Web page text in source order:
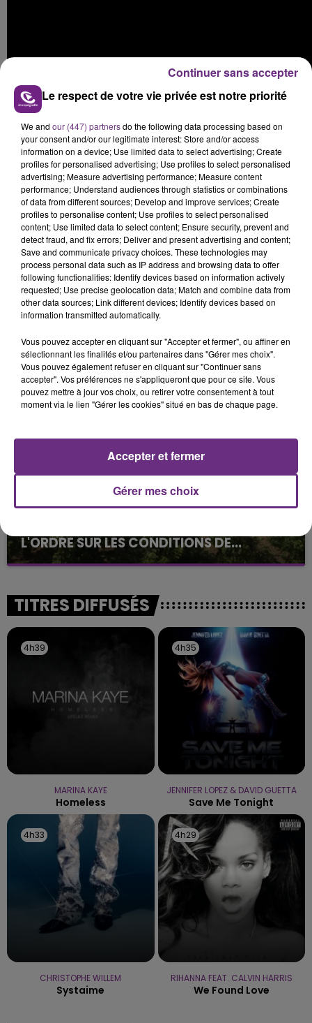
FIL D'ACTUS
SI TOUT LE MONDE FAIT ÇA, MOI L'ANNÉE
PROCHAINE JE VENDANGE EN...
La vendange en Champagne a débuté ce jeudi 6
août dans la commune de Montgueux (Aube). Du
L'ORDRE SUR LES CONDITIONS DE...
Alors que les dates de début des vendange 2026
l'inspection du Travail en profite pour rappeler
les conditions de...
TITRES DIFFUSÉS
4h39
4h39
MARINA KAYE
Homeless
4h35
4h35
JENNIFER LOPEZ & DAVID GUETTA
Save Me Tonight
4h33
4h33
CHRISTOPHE WILLEM
Systaime
4h29
4h29
RIHANNA FEAT. CALVIN HARRIS
We Found Love
Le respect de votre vie privée est notre priorité
We and our (447) partnersdo the following data processing based on
your consent and/or our legitimate interest: Store and/or access
information on a device; Use limited data to select advertising; Create
profiles for personalised advertising; Use profiles to select personalised
advertising; Measure advertising performance; Measure content
performance; Understand audiences through statistics or combinations
of data from different sources; Develop and improve services; Create
profiles to personalise content; Use profiles to select personalised
content; Use limited data to select content; Ensure security, prevent and
detect fraud, and fix errors; Deliver and present advertising and content;
Save and communicate privacy choices. These technologies may
process personal data such as IP address and browsing data to offer
following functionalities: Identify devices based on information actively
requested; Use precise geolocation data; Match and combine data from
other data sources; Link different devices; Identify devices based on
information transmitted automatically.
Vous pouvez accepter en cliquant sur "Accepter et fermer", ou affiner en
sélectionnant les finalités et/ou partenaires dans "Gérer mes choix".
Vous pouvez également refuser en cliquant sur "Continuer sans
accepter". Vos préférences ne s'appliqueront que pour ce site. Vous
pouvez mettre à jour vos choix, ou retirer votre consentement à tout
moment via le lien "Gérer les cookies" situé en bas de chaque page.
Gérer mes choix
Accepter et fermer
Continuer sans accepter